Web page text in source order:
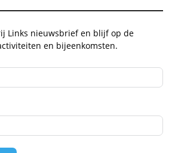
Links nieuwsbrief en blijf op de
en bijeenkomsten.